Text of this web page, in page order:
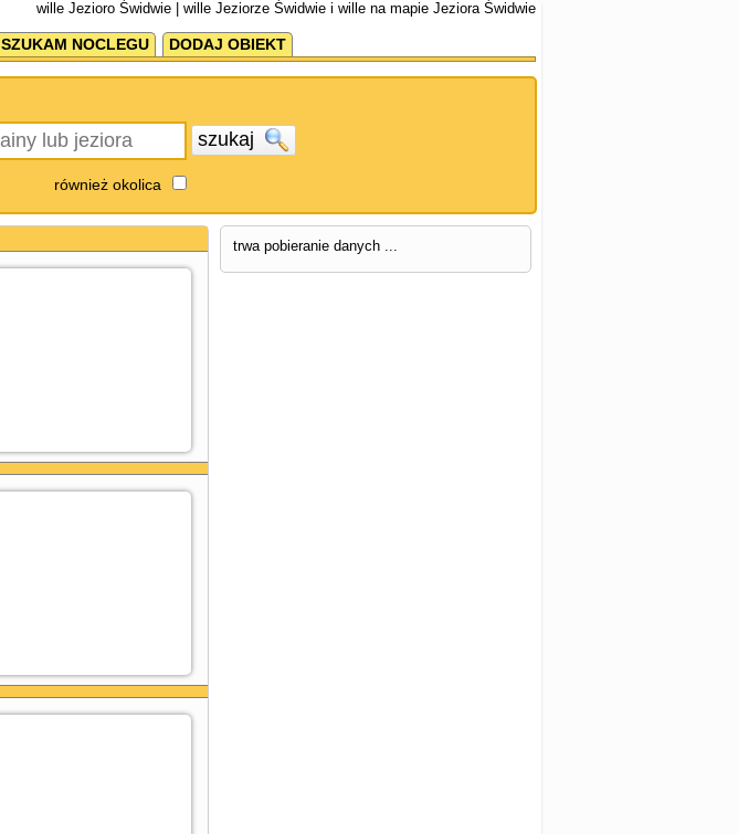
wille Jezioro Świdwie | wille Jeziorze Świdwie i wille na mapie Jeziora Świdwie
SZUKAM NOCLEGU DODAJ OBIEKT
szukaj
również okolica
trwa pobieranie danych ...